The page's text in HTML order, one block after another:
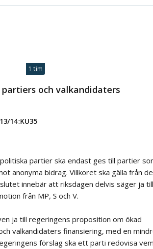
1 tim
partiers och valkandidaters
14:KU35
partier ska endast ges till partier
anonyma bidrag. Villkoret ska gälla från
innebär att riksdagen delvis säger ja till
från MP, S och V.
ja till regeringens proposition om ökad
valkandidaters finansiering, med en
förslag ska ett parti redovisa